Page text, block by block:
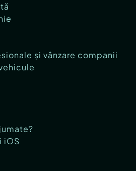
și vânzare companii
iOS